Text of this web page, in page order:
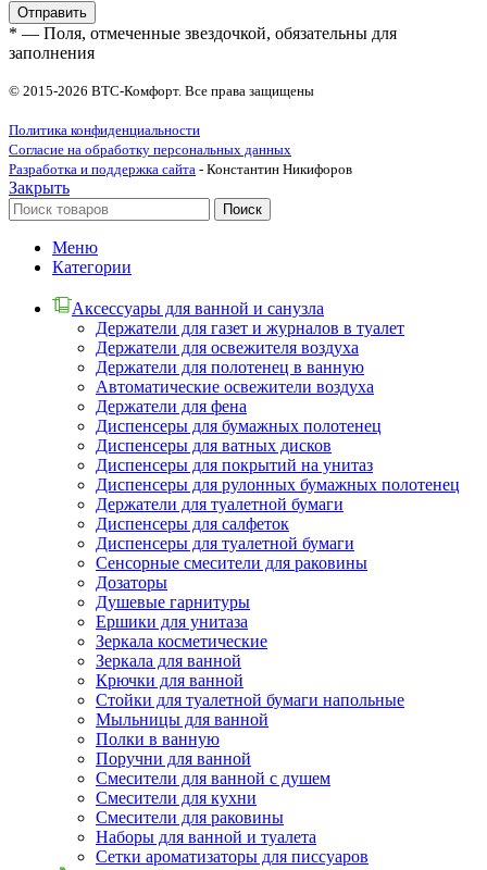
* — Поля, отмеченные звездочкой, обязательны для
заполнения
© 2015-2026 ВТС-Комфорт. Все права защищены
Политика конфиденциальности
Согласие на обработку персональных данных
Разработка и поддержка сайта - Константин Никифоров
Закрыть
Поиск
Меню
Категории
Аксессуары для ванной и санузла
Держатели для газет и журналов в туалет
Держатели для освежителя воздуха
Держатели для полотенец в ванную
Автоматические освежители воздуха
Держатели для фена
Диспенсеры для бумажных полотенец
Диспенсеры для ватных дисков
Диспенсеры для покрытий на унитаз
Диспенсеры для рулонных бумажных полотенец
Держатели для туалетной бумаги
Диспенсеры для салфеток
Диспенсеры для туалетной бумаги
Сенсорные смесители для раковины
Дозаторы
Душевые гарнитуры
Ершики для унитаза
Зеркала косметические
Зеркала для ванной
Крючки для ванной
Стойки для туалетной бумаги напольные
Мыльницы для ванной
Полки в ванную
Поручни для ванной
Смесители для ванной с душем
Смесители для кухни
Смесители для раковины
Наборы для ванной и туалета
Сетки ароматизаторы для писсуаров